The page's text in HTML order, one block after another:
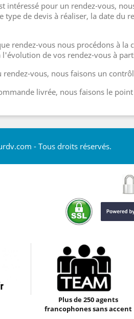
intéressé pour un rendez-vous,
type de devis à réaliser, la date du
rendez-vous nous procédons à
l'évolution de vos rendez-vous à
rendez-vous, nous faisons un
livrée, nous faisons le
- Tous droits réservés.
Plus de 250 agents
francophones sans accent